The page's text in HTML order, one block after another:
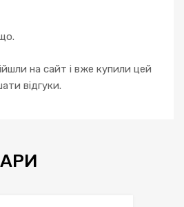
на сайт і вже купили цей
відгуки.